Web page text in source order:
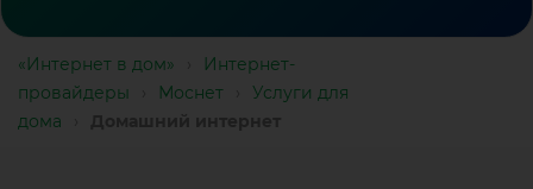
«Интернет в дом»
Интернет-
провайдеры
Моснет
Услуги для
дома